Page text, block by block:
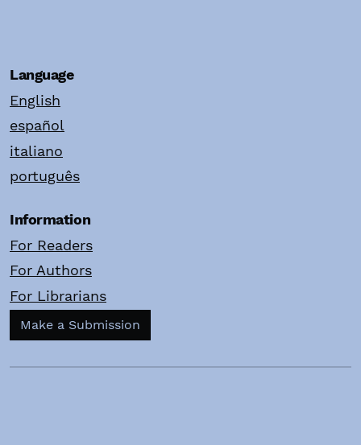
Language
English
español
italiano
português
Information
For Readers
For Authors
For Librarians
Make a Submission